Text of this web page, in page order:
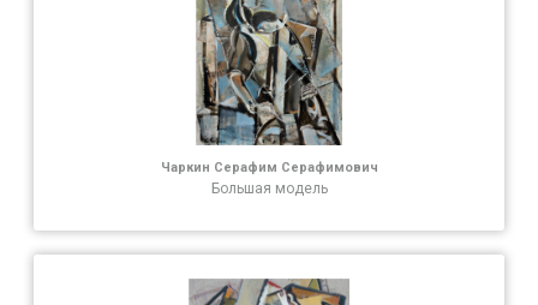
Чаркин Серафим Серафимович
Большая модель